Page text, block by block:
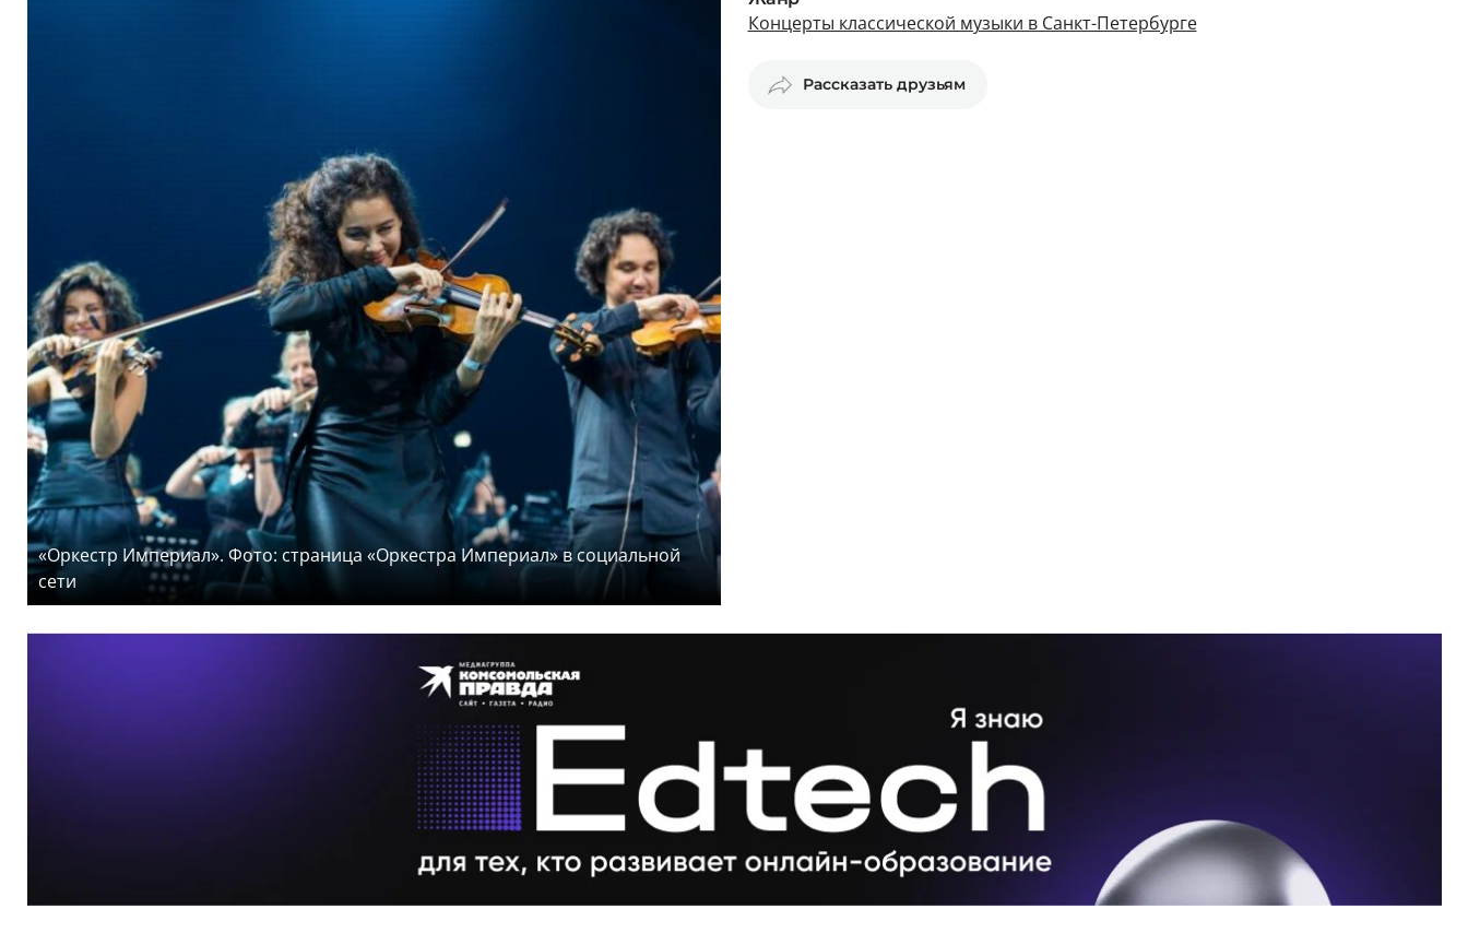
«Оркестр Империал». Фото: страница «Оркестра Империал» в социальной
сети
Концерты классической музыки в Санкт-Петербурге
Рассказать друзьям